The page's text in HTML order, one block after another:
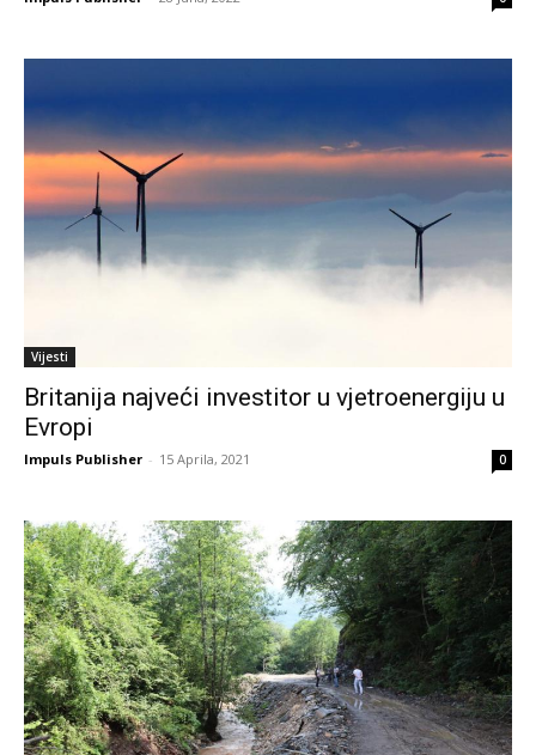
Vijesti
Britanija najveći investitor u vjetroenergiju u
Evropi
Impuls Publisher - 15 Aprila, 2021 0